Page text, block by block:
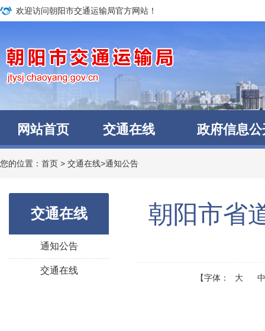
欢迎访问朝阳市交通运输局官方网站！
网站首页 交通在线 政府信息公
您的位置： 首页 > 交通在线>通知公告
交通在线
通知公告
交通在线
朝阳市省
【字体： 大